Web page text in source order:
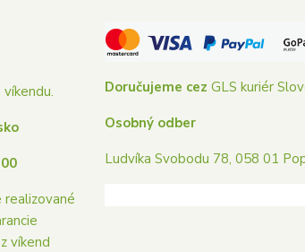
realizované
víkend
Doručujeme cez GLS kuriér
Osobný odber
Ludvíka Svobodu 78, 058 01